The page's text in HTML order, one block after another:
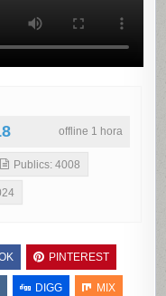
offline 1 hora
Publics: 4008
PINTEREST
DIGG MIX